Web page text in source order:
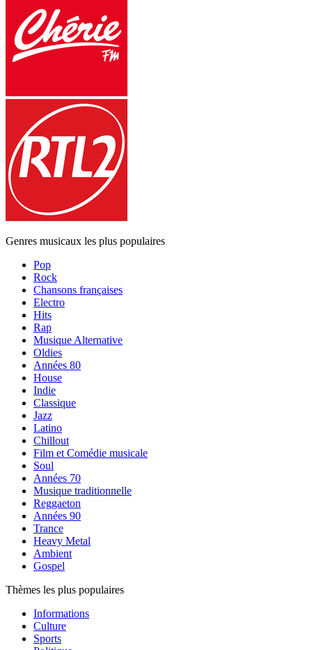
Genres musicaux les plus populaires
Pop
Rock
Chansons françaises
Electro
Hits
Rap
Musique Alternative
Oldies
Années 80
House
Indie
Classique
Jazz
Latino
Chillout
Film et Comédie musicale
Soul
Années 70
Musique traditionnelle
Reggaeton
Années 90
Trance
Heavy Metal
Ambient
Gospel
Thèmes les plus populaires
Informations
Culture
Sports